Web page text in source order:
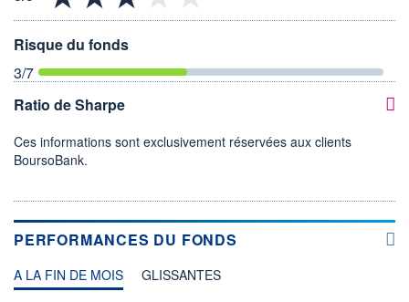
Risque du fonds
3/7
Ratio de Sharpe
Ces informations sont exclusivement réservées aux clients
BoursoBank.
PERFORMANCES DU FONDS
A LA FIN DE MOIS GLISSANTES